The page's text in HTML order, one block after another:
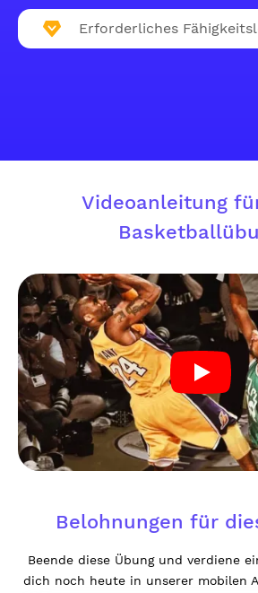
Erforderliches
Videoanleitung
Belohnungen für
Beende diese Übung und verdiene
dich noch heute in unserer mobilen